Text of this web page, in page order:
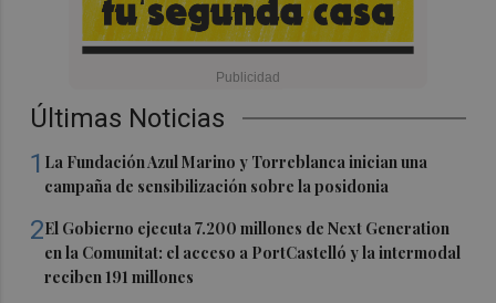
Últimas Noticias
1 La Fundación Azul Marino y Torreblanca inician una
campaña de sensibilización sobre la posidonia
2El Gobierno ejecuta 7.200 millones de Next Generation
en la Comunitat: el acceso a PortCastelló y la intermodal
reciben 191 millones